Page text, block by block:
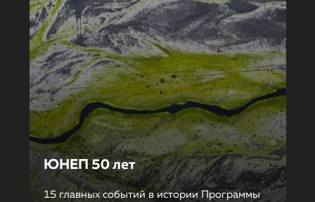
ЮНЕП 50 лет
15 главных событий в истории Программы